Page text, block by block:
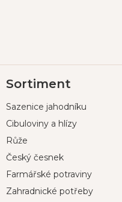
á
a
Sortiment
Sazenice jahodníku
Cibuloviny a hlízy
Růže
Český česnek
Farmářské potraviny
Zahradnické potřeby